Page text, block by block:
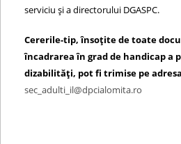
serviciu şi a directorului DGASPC.
Cererile-tip, însoțite de toate
încadrarea în grad de handicap a
dizabilități, pot fi trimise pe
sec_adulti_il@dpcialomita.ro